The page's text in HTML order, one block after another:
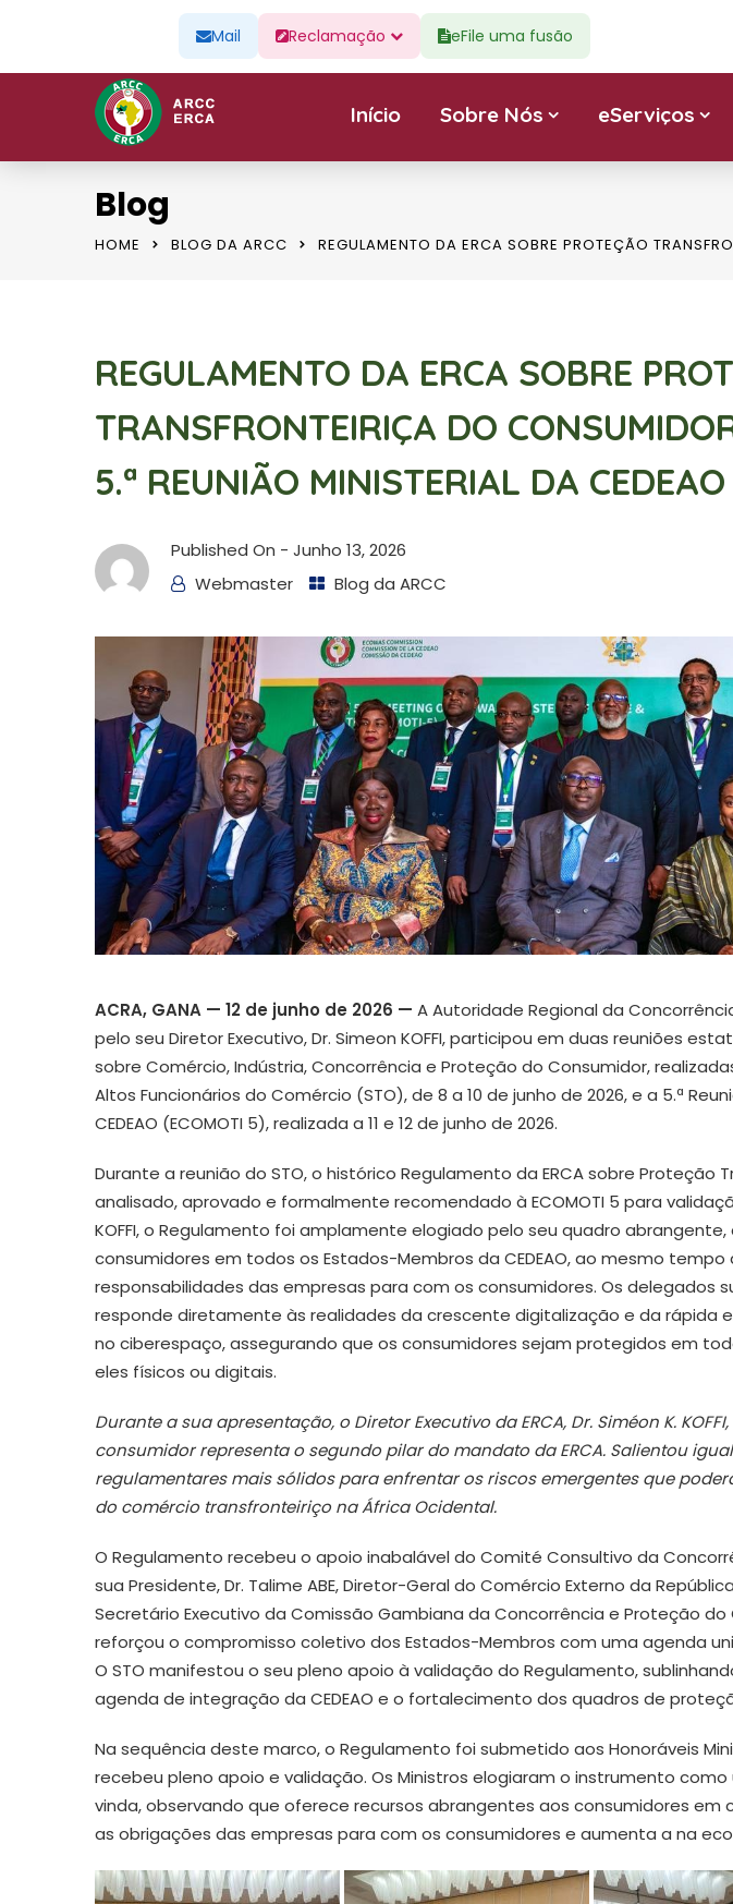
Mail Reclamação eFile uma fusão
Início Sobre Nós eServiços
Blog
HOME BLOG DA ARCC REGULAMENTO DA ERCA SOBRE PROTEÇÃO
REGULAMENTO DA ERCA SOBRE
TRANSFRONTEIRIÇA DO
5.ª REUNIÃO MINISTERIAL DA CEDEAO
Published On - Junho 13, 2026
Webmaster
Blog da ARCC
ACRA, GANA — 12 de junho de 2026 — A Autoridade Regional da
pelo seu Diretor Executivo, Dr. Simeon KOFFI, participou em duas reuniões
sobre Comércio, Indústria, Concorrência e Proteção do Consumidor,
Altos Funcionários do Comércio (STO), de 8 a 10 de junho de 2026, e a 5.ª
CEDEAO (ECOMOTI 5), realizada a 11 e 12 de junho de 2026.
Durante a reunião do STO, o histórico Regulamento da ERCA sobre Proteção
analisado, aprovado e formalmente recomendado à ECOMOTI 5 para
KOFFI, o Regulamento foi amplamente elogiado pelo seu quadro
consumidores em todos os Estados-Membros da CEDEAO, ao mesmo
responsabilidades das empresas para com os consumidores. Os delegados
responde diretamente às realidades da crescente digitalização e da rápida
no ciberespaço, assegurando que os consumidores sejam protegidos em
eles físicos ou digitais.
Durante a sua apresentação, o Diretor Executivo da ERCA, Dr. Siméon K.
consumidor representa o segundo pilar do mandato da ERCA. Salientou
regulamentares mais sólidos para enfrentar os riscos emergentes que
do comércio transfronteiriço na África Ocidental.
O Regulamento recebeu o apoio inabalável do Comité Consultivo da
sua Presidente, Dr. Talime ABE, Diretor-Geral do Comércio Externo da
Secretário Executivo da Comissão Gambiana da Concorrência e Proteção do
reforçou o compromisso coletivo dos Estados-Membros com uma agenda
O STO manifestou o seu pleno apoio à validação do Regulamento,
agenda de integração da CEDEAO e o fortalecimento dos quadros de
Na sequência deste marco, o Regulamento foi submetido aos Honoráveis
recebeu pleno apoio e validação. Os Ministros elogiaram o instrumento
vinda, observando que oferece recursos abrangentes aos consumidores em
as obrigações das empresas para com os consumidores e aumenta a na